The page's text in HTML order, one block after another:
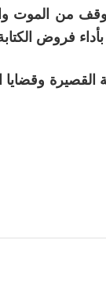
من الموت
فروض
وقضايا